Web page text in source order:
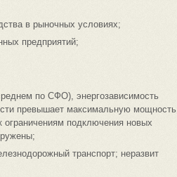
в рыночных условиях;
предприятий;
по СФО), энергозависимость
превышает максимальную мощность,
ограничениям подключения новых
транспорт; неразвит